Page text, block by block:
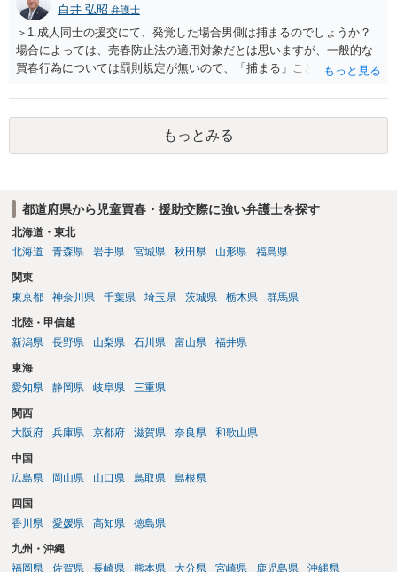
白井 弘昭 弁護士
＞1.成人同士の援交にて、発覚した場合男側は捕まるのでしょうか？
場合によっては、売春防止法の適用対象だとは思いますが、一般的な
買春行為については罰則規定が無いので、「捕まる」ことは無いと思
のですが、プレゼント感覚で金品を与えた場合も援交になってしまう
のでしょうか？ 交際＝恋愛感情あり、と定義すれば、恋愛感情が無く
金品目的で交際することは、普通の交際ではなく援助（目的）交際と
なるのでしょうね。 また、交際と交友は異なると思います。交際は、
うか？ そのような法律の制定については存じ上げませんが、刑法は
「遡及処罰禁止」ですので、当時適法であれば、過去に遡って処罰さ
れることはありません。 以上、私見ながらご参考まで。
もっとみる
都道府県から児童買春・援助交際に強い弁護士を探す
北海道・東北
北海道
青森県 岩手県 宮城県 秋田県 山形県 福島県
関東
東京都
神奈川県 千葉県 埼玉県 茨城県 栃木県 群馬県
北陸・甲信越
新潟県
長野県 山梨県 石川県 富山県 福井県
東海
愛知県
静岡県 岐阜県 三重県
関西
大阪府
兵庫県 京都府 滋賀県 奈良県 和歌山県
中国
広島県
岡山県 山口県 鳥取県 島根県
四国
香川県
愛媛県 高知県 徳島県
九州・沖縄
福岡県
佐賀県 長崎県 熊本県 大分県 宮崎県 鹿児島県 沖縄県